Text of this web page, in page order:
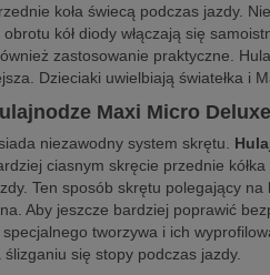
koła świecą podczas jazdy.
kół diody włączają się
zastosowanie praktyczne.
Dzieciaki uwielbiają światełka i
Maxi Micro
niezawodny system skrętu.
ciasnym skręcie przednie
Ten sposób skrętu polegający
Aby jeszcze bardziej poprawić
tworzywa i ich
się stopy podczas jazdy.